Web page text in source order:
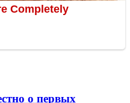
о первых